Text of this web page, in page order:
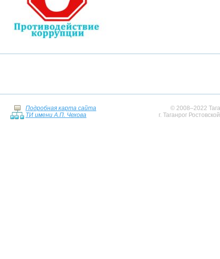
Подробная карта сайта
ТИ имени А.П. Чехова
© 2008–2022
г. Таганрог